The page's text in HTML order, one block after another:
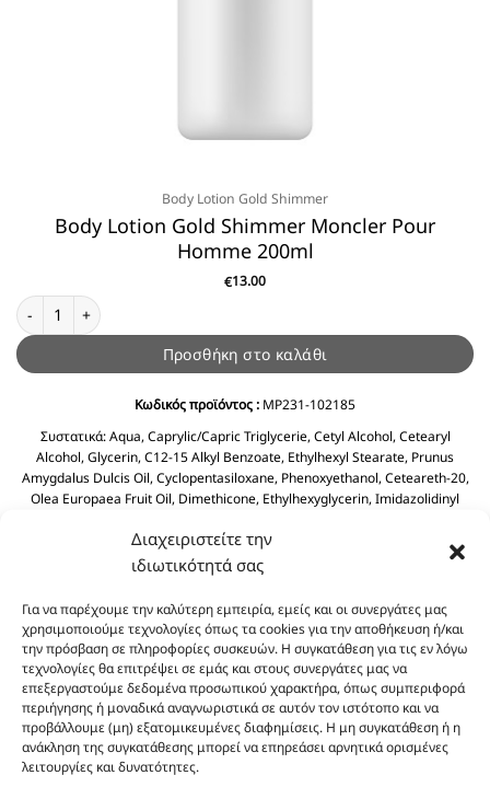
Διαχειριστείτε την
ιδιωτικότητά σας
Για να παρέχουμε την καλύτερη εμπειρία, εμείς και οι συνεργάτες μας
χρησιμοποιούμε τεχνολογίες όπως τα cookies για την αποθήκευση ή/και
την πρόσβαση σε πληροφορίες συσκευών. Η συγκατάθεση για τις εν λόγω
τεχνολογίες θα επιτρέψει σε εμάς και στους συνεργάτες μας να
επεξεργαστούμε δεδομένα προσωπικού χαρακτήρα, όπως συμπεριφορά
περιήγησης ή μοναδικά αναγνωριστικά σε αυτόν τον ιστότοπο και να
προβάλλουμε (μη) εξατομικευμένες διαφημίσεις. Η μη συγκατάθεση ή η
ανάκληση της συγκατάθεσης μπορεί να επηρεάσει αρνητικά ορισμένες
λειτουργίες και δυνατότητες.
Body Lotion Gold Shimmer
Body Lotion Gold Shimmer Moncler Pour
Homme 200ml
€13.00
Body Lotion Gold Shimmer Moncler Pour Homme 200ml ποσότητα
Προσθήκη στο καλάθι
Κωδικός προϊόντος : MP231-102185
Συστατικά:Aqua, Caprylic/Capric Triglycerie, Cetyl Alcohol, Cetearyl
Alcohol, Glycerin, C12-15 Alkyl Benzoate, Ethylhexyl Stearate, Prunus
Amygdalus Dulcis Oil, Cyclopentasiloxane, Phenoxyethanol, Ceteareth-20,
Olea Europaea Fruit Oil, Dimethicone, Ethylhexyglycerin, Imidazolidinyl
Οι φωτογραφίες των προϊόντων είναι ενδεικτικές
και δεν είναι προς πώληση το εικονιζόμενο προϊόν.
Σκοπός τους είναι η διευκόλυνση της επιλογής σας.
Σε καμία περίπτωση δεν αντιστοιχούν στα